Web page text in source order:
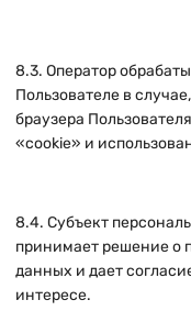
8.3. Оператор
Пользователе в
браузера
«cookie» и
8.4. Субъект
принимает решение о
данных и дает
интересе.